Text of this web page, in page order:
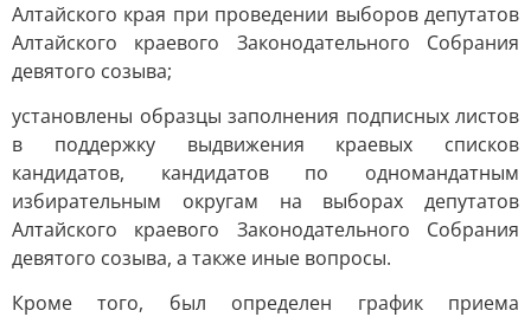
Алтайского края при проведении выборов депутатов
Алтайского краевого Законодательного Собрания
девятого созыва;
установлены образцы заполнения подписных листов
в поддержку выдвижения краевых списков
кандидатов, кандидатов по одномандатным
избирательным округам на выборах депутатов
Алтайского краевого Законодательного Собрания
девятого созыва, а также иные вопросы.
Кроме того, был определен график приема